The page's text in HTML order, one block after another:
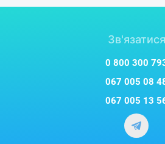
втрати якості звуку з
відміну від стандартних
Зв'язатися
0 800 300
067 005 08
067 005 13